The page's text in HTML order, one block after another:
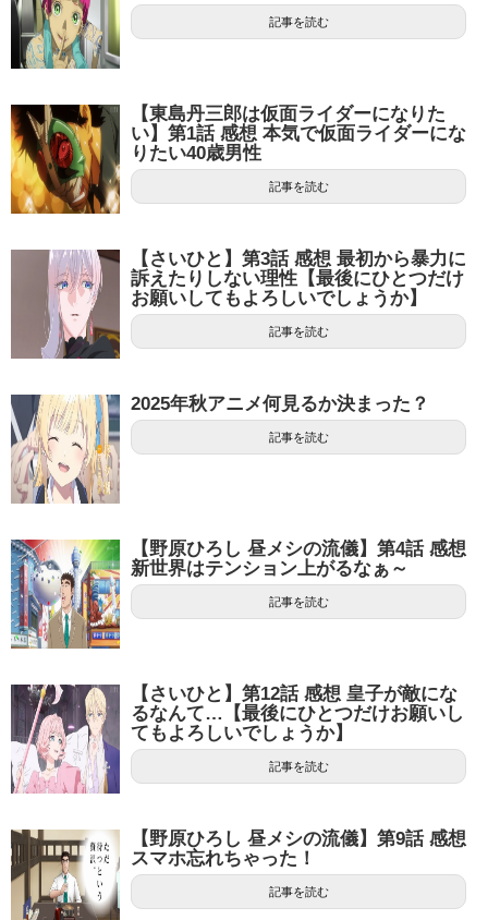
記事を読む
【東島丹三郎は仮面ライダーになりた
い】第1話 感想 本気で仮面ライダーにな
りたい40歳男性
記事を読む
【さいひと】第3話 感想 最初から暴力に
訴えたりしない理性【最後にひとつだけ
お願いしてもよろしいでしょうか】
記事を読む
2025年秋アニメ何見るか決まった？
記事を読む
【野原ひろし 昼メシの流儀】第4話 感想
新世界はテンション上がるなぁ～
記事を読む
【さいひと】第12話 感想 皇子が敵にな
るなんて…【最後にひとつだけお願いし
てもよろしいでしょうか】
記事を読む
【野原ひろし 昼メシの流儀】第9話 感想
スマホ忘れちゃった！
記事を読む